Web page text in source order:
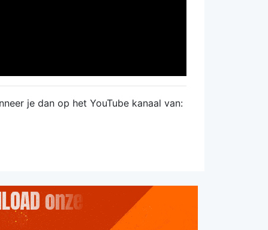
je dan op het YouTube kanaal van: